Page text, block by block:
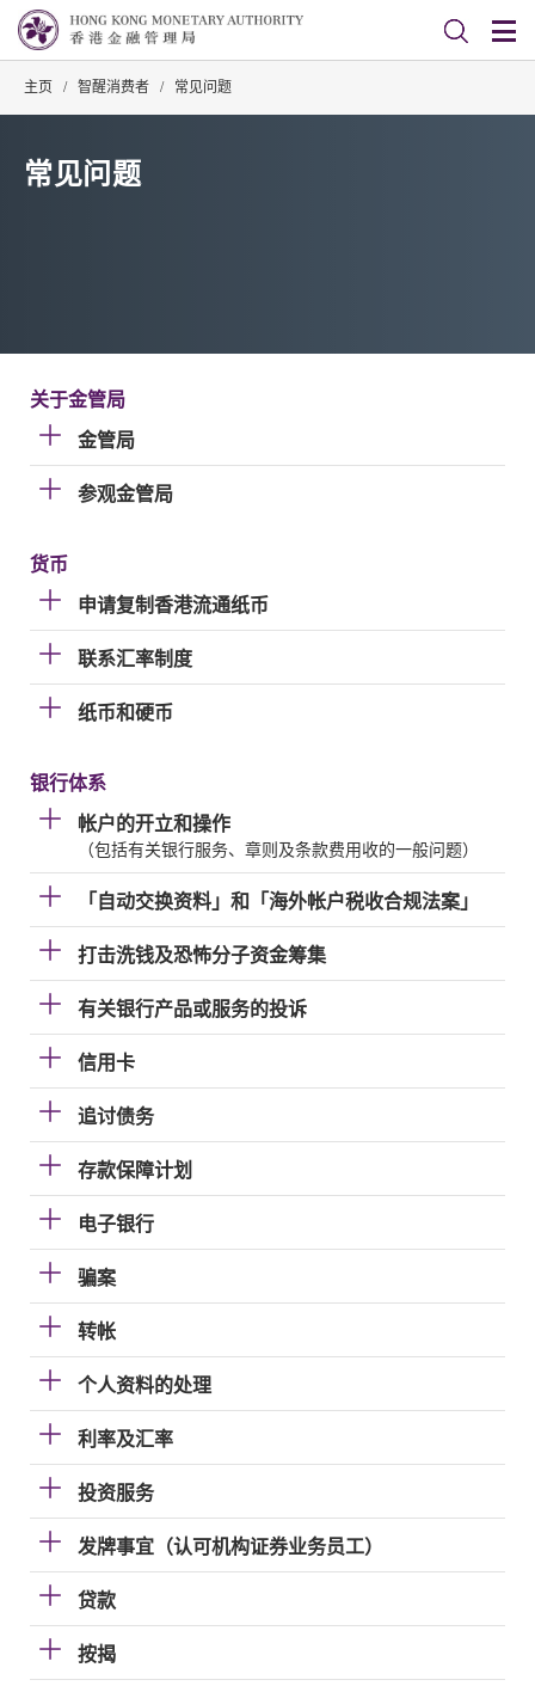
主页 / 智醒消费者 / 常见问题
常见问题
关于金管局
金管局
参观金管局
货币
申请复制香港流通纸币
联系汇率制度
纸币和硬币
银行体系
帐户的开立和操作
（包括有关银行服务、章则及条款费用收的一般问题）
「自动交换资料」和「海外帐户税收合规法案」
打击洗钱及恐怖分子资金筹集
有关银行产品或服务的投诉
信用卡
追讨债务
存款保障计划
电子银行
骗案
转帐
个人资料的处理
利率及汇率
投资服务
发牌事宜（认可机构证券业务员工）
贷款
按揭